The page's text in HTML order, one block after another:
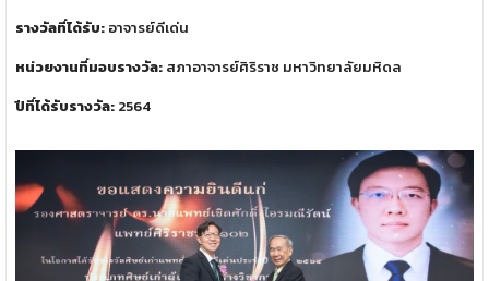
รางวัลที่ได้รับ: อาจารย์ดีเด่น
หน่วยงานที่มอบรางวัล: สภาอาจารย์ศิริราช มหาวิทยาลัยมหิดล
ปีที่ได้รับรางวัล: 2564